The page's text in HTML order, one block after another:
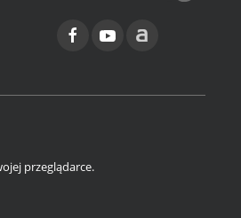
przeglądarce.